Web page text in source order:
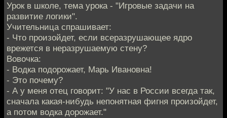
Урок в школе, тема урока - "Игровые задачи на
развитие логики".
Учительница спрашивает:
- Что произойдет, если всеразрушающее ядро
врежется в неразрушаемую стену?
Вовочка:
- Водка подорожает, Марь Ивановна!
- Это почему?
- А у меня отец говорит: "У нас в России всегда так,
сначала какая-нибудь непонятная фигня произойдет,
а потом водка дорожает."